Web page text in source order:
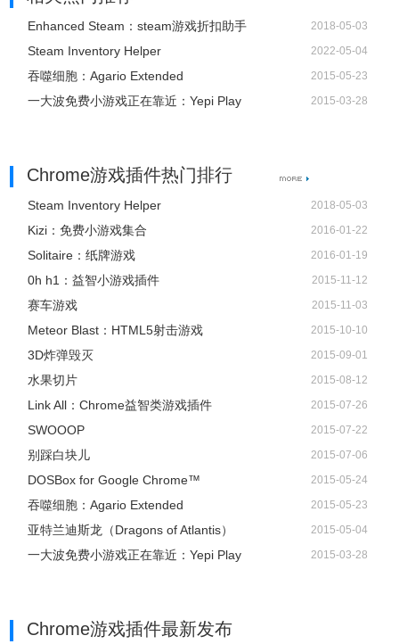
Enhanced Steam：steam游戏折扣助手 2018-05-03
Steam Inventory Helper 2022-05-04
吞噬细胞：Agario Extended 2015-05-23
一大波免费小游戏正在靠近：Yepi Play 2015-03-28
Chrome游戏插件热门排行
Steam Inventory Helper 2018-05-03
Kizi：免费小游戏集合 2016-01-22
Solitaire：纸牌游戏 2016-01-19
0h h1：益智小游戏插件 2015-11-12
赛车游戏 2015-11-03
Meteor Blast：HTML5射击游戏 2015-10-10
3D炸弹毁灭 2015-09-01
水果切片 2015-08-12
Link All：Chrome益智类游戏插件 2015-07-26
SWOOOP 2015-07-22
别踩白块儿 2015-07-06
DOSBox for Google Chrome™ 2015-05-24
吞噬细胞：Agario Extended 2015-05-23
亚特兰迪斯龙（Dragons of Atlantis） 2015-05-04
一大波免费小游戏正在靠近：Yepi Play 2015-03-28
Chrome游戏插件最新发布